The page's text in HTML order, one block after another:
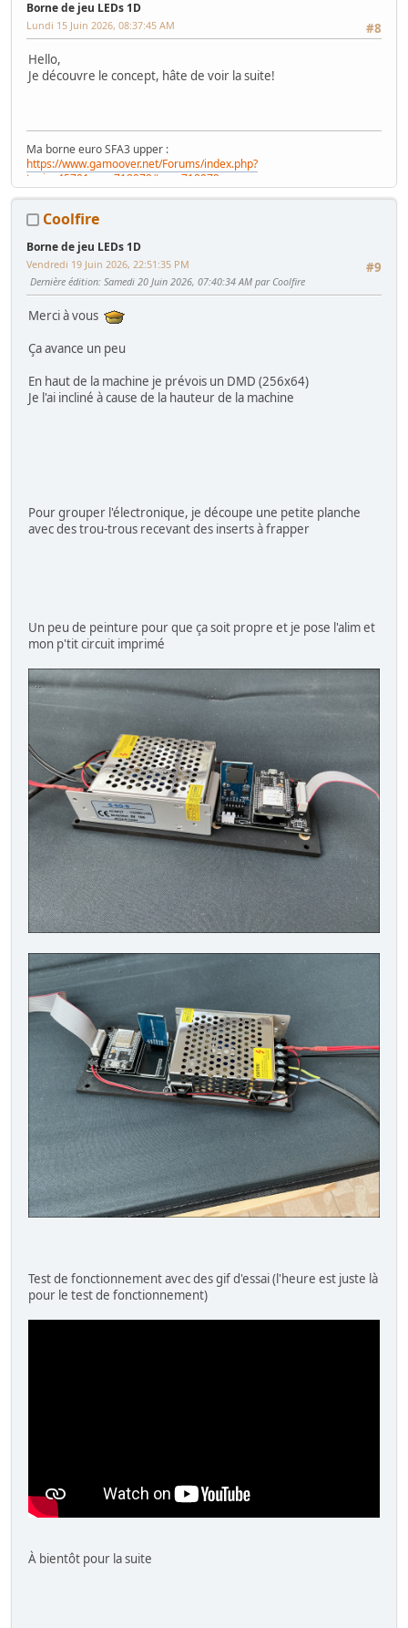
Maséance sur le divan
Magaming room, mastorage room
Borne de jeu LEDs 1D
#8
Lundi 15 Juin 2026, 08:37:45 AM
Hello,
Je découvre le concept, hâte de voir la suite!
Ma borne euro SFA3 upper :
https://www.gamoover.net/Forums/index.php?
topic=45701.msg718079#msg718079
Ma borne jap Astro City (WIP) :
topic=45664.msg718088#msg718088
Coolfire
Borne de jeu LEDs 1D
#9
Vendredi 19 Juin 2026, 22:51:35 PM
Dernière édition: Samedi 20 Juin 2026, 07:40:34 AM par Coolfire
Merci à vous
Ça avance un peu
En haut de la machine je prévois un DMD (256x64)
Je l'ai incliné à cause de la hauteur de la machine
Pour grouper l'électronique, je découpe une petite planche
avec des trou-trous recevant des inserts à frapper
Un peu de peinture pour que ça soit propre et je pose l'alim et
mon p'tit circuit imprimé
Test de fonctionnement avec des gif d'essai (l'heure est juste là
pour le test de fonctionnement)
À bientôt pour la suite